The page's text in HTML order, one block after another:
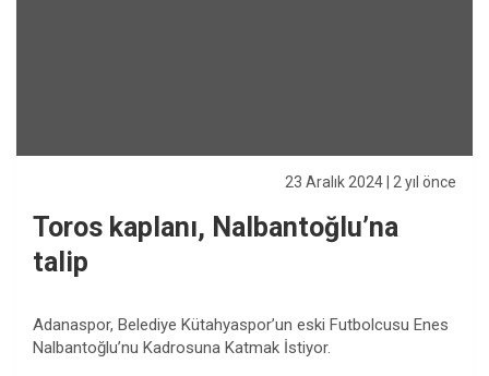
23 Aralık 2024 | 2 yıl önce
Toros kaplanı, Nalbantoğlu’na
talip
Adanaspor, Belediye Kütahyaspor’un eski Futbolcusu Enes
Nalbantoğlu’nu Kadrosuna Katmak İstiyor.